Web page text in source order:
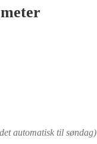
automatisk til søndag)